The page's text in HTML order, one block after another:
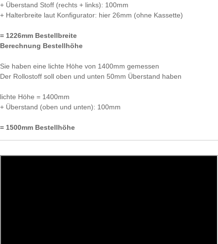
+ Überstand Stoff (rechts + links): 100mm
+ Halterbreite laut Konfigurator: hier 26mm (ohne Kassette)
= 1226mm Bestellbreite
Berechnung Bestellhöhe
Sie haben eine lichte Höhe von 1400mm gemessen
Der Rollostoff soll oben und unten 50mm Überstand haben
lichte Höhe = 1400mm
+ Überstand (oben und unten): 100mm
= 1500mm Bestellhöhe